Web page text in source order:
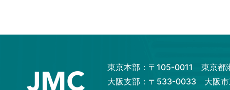
東京本部：〒105-0011 東京都
大阪支部：〒533-0033 大阪市